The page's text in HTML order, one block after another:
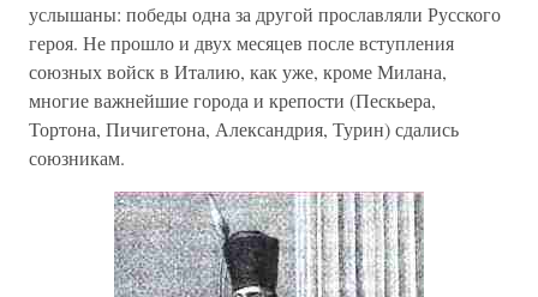
услышаны: победы одна за другой прославляли Русского
героя. Не прошло и двух месяцев после вступления
союзных войск в Италию, как уже, кроме Милана,
многие важнейшие города и крепости (Пескьера,
Тортона, Пичигетона, Александрия, Турин) сдались
союзникам.